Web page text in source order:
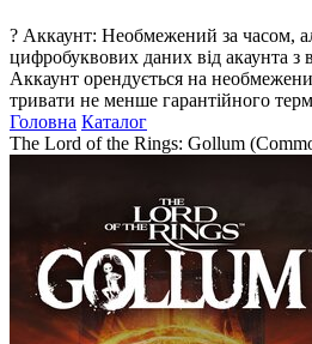
? Аккаунт: Необмежений за часом,
цифробуквових даних від акаунта
Аккаунт орендується на
тривати не менше гарантійного
Головна Каталог
The Lord of the Rings: Gollum